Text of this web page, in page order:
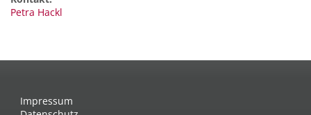
Petra Hackl
Impressum